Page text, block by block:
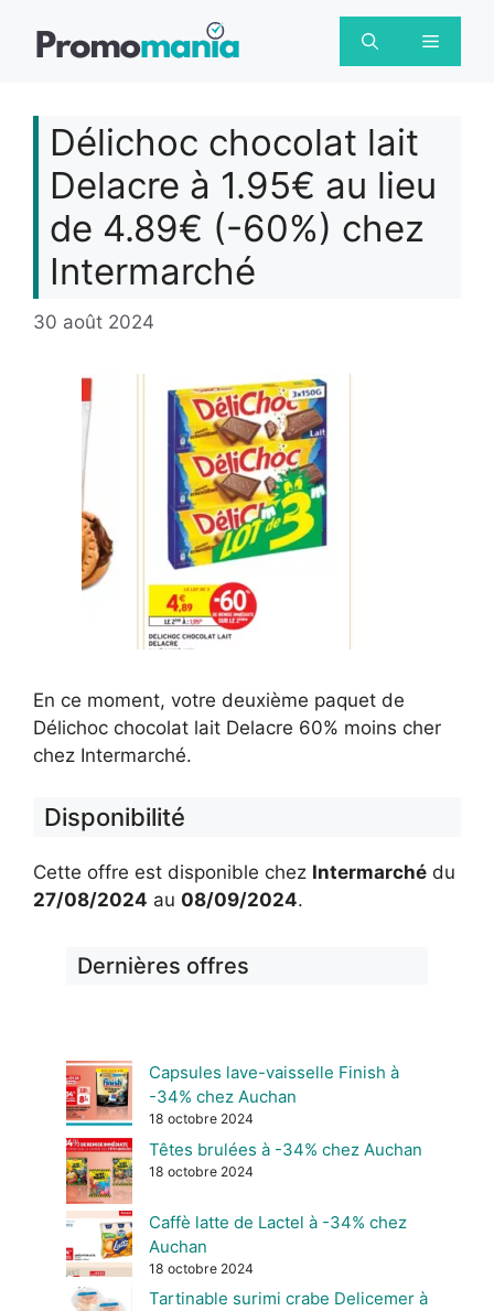
Menu
Délichoc chocolat lait
Delacre à 1.95€ au lieu
de 4.89€ (-60%) chez
Intermarché
30 août 2024
En ce moment, votre deuxième paquet de
Délichoc chocolat lait Delacre 60% moins cher
chez Intermarché.
Disponibilité
Cette offre est disponible chez Intermarché du
27/08/2024 au 08/09/2024.
Dernières offres
Capsules lave-vaisselle Finish à
-34% chez Auchan
18 octobre 2024
Têtes brulées à -34% chez Auchan
18 octobre 2024
Caffè latte de Lactel à -34% chez
Auchan
18 octobre 2024
Tartinable surimi crabe Delicemer à